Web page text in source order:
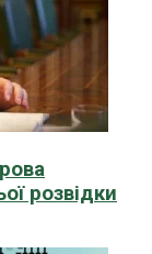
розвідки